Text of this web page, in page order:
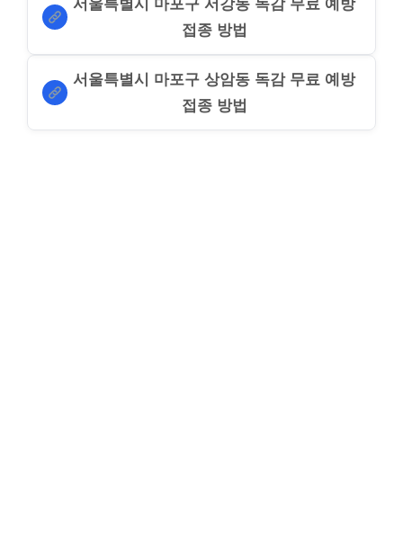
서울특별시 마포구 서강동 독감 무료 예방
접종 방법
서울특별시 마포구 상암동 독감 무료 예방
접종 방법